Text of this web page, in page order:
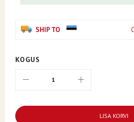
SHIP TO
KOGUS
LISA KORVI